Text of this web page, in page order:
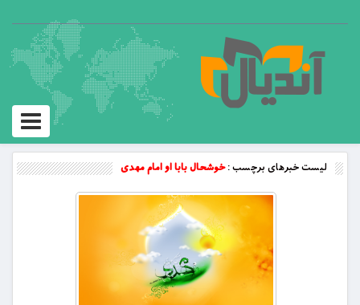
Toggle
لیست خبرهای برچسب :خوشحال بابا او امام مهدی